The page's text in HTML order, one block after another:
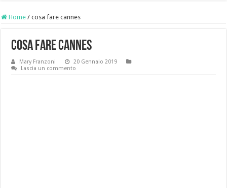
Home / cosa fare cannes
cosa fare cannes
Mary Franzoni
20 Gennaio 2019
Lascia un commento